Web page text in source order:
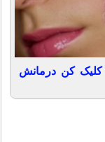
کن درمانش